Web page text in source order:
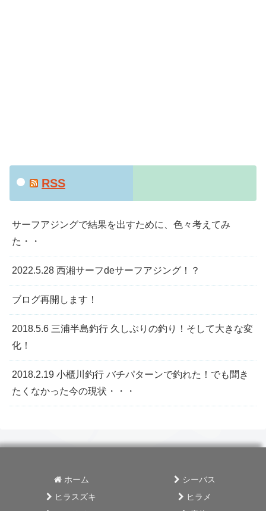
RSS
サーフアジングで結果を出すために、色々考えてみ
た・・
2022.5.28 西湘サーフdeサーフアジング！？
ブログ再開します！
2018.5.6 三浦半島釣行 久しぶりの釣り！そして大きな変
化！
2018.2.19 小櫃川釣行 バチパターンで釣れた！でも聞き
たくなかった今の現状・・・
ホーム
シーバス
ヒラスズキ
ヒラメ